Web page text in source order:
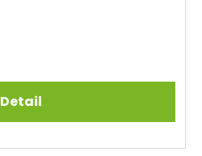
Detail